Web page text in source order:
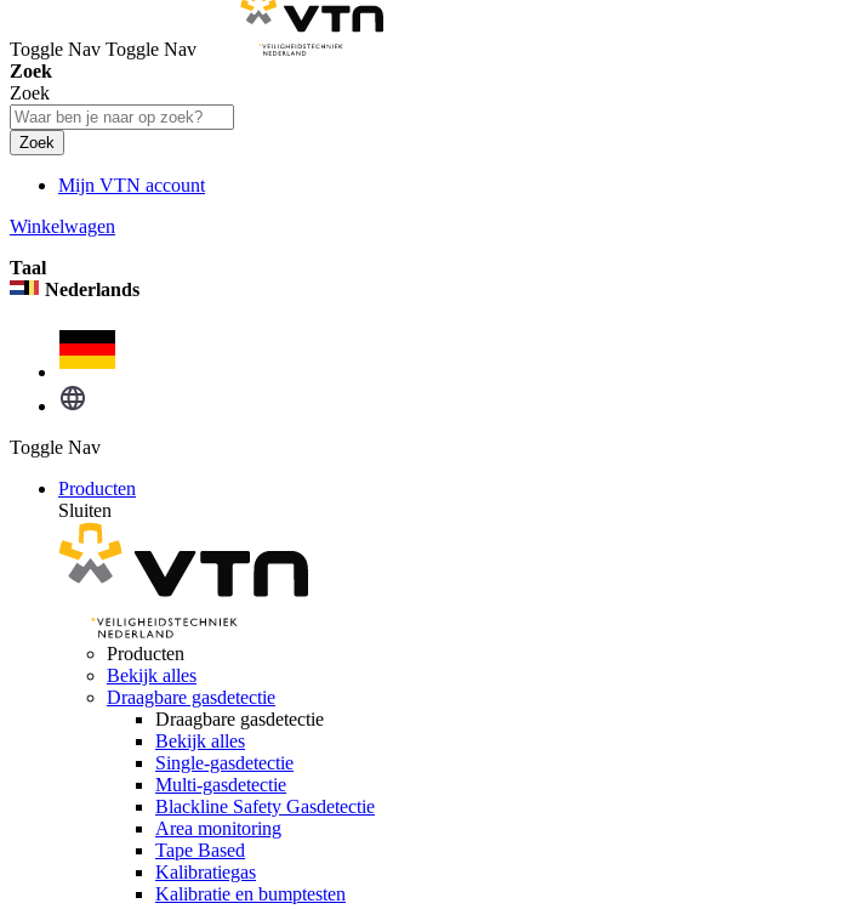
Toggle Nav Toggle Nav
Zoek
Zoek
Zoek
Mijn VTN account
Winkelwagen
Taal
Nederlands
Toggle Nav
Producten
Sluiten
Producten
Bekijk alles
Draagbare gasdetectie
Draagbare gasdetectie
Bekijk alles
Single-gasdetectie
Multi-gasdetectie
Blackline Safety Gasdetectie
Area monitoring
Tape Based
Kalibratiegas
Kalibratie en bumptesten